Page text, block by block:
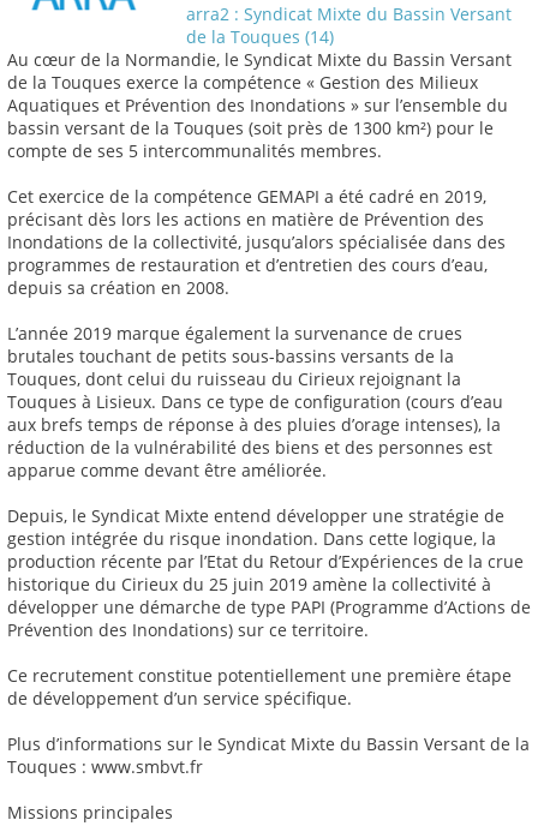
arra2 : Syndicat Mixte du Bassin Versant
de la Touques (14)
Au cœur de la Normandie, le Syndicat Mixte du Bassin Versant
de la Touques exerce la compétence « Gestion des Milieux
Aquatiques et Prévention des Inondations » sur l’ensemble du
bassin versant de la Touques (soit près de 1300 km²) pour le
compte de ses 5 intercommunalités membres.
Cet exercice de la compétence GEMAPI a été cadré en 2019,
précisant dès lors les actions en matière de Prévention des
Inondations de la collectivité, jusqu’alors spécialisée dans des
programmes de restauration et d’entretien des cours d’eau,
depuis sa création en 2008.
L’année 2019 marque également la survenance de crues
brutales touchant de petits sous-bassins versants de la
Touques, dont celui du ruisseau du Cirieux rejoignant la
Touques à Lisieux. Dans ce type de configuration (cours d’eau
aux brefs temps de réponse à des pluies d’orage intenses), la
réduction de la vulnérabilité des biens et des personnes est
apparue comme devant être améliorée.
Depuis, le Syndicat Mixte entend développer une stratégie de
gestion intégrée du risque inondation. Dans cette logique, la
production récente par l’Etat du Retour d’Expériences de la crue
historique du Cirieux du 25 juin 2019 amène la collectivité à
développer une démarche de type PAPI (Programme d’Actions de
Prévention des Inondations) sur ce territoire.
Ce recrutement constitue potentiellement une première étape
de développement d’un service spécifique.
Plus d’informations sur le Syndicat Mixte du Bassin Versant de la
Touques : www.smbvt.fr
Missions principales